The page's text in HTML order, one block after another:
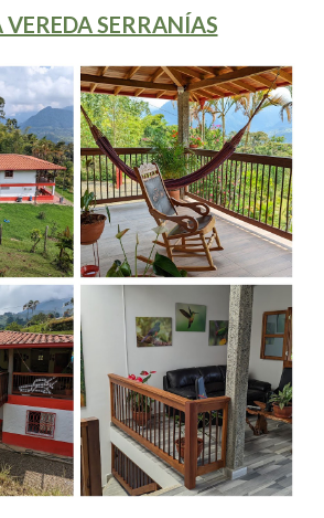
VEREDA SERRANÍAS